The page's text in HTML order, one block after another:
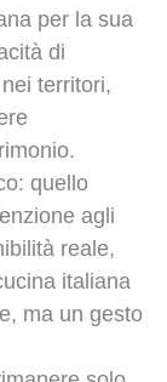
per la sua
di
territori,
quello
agli
reale,
italiana
ma un gesto